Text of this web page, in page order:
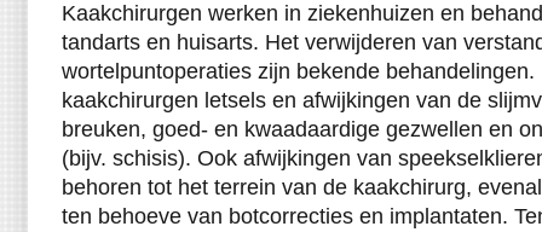
Kaakchirurgen werken in ziekenhuizen en
tandarts en huisarts. Het verwijderen van
wortelpuntoperaties zijn bekende
kaakchirurgen letsels en afwijkingen van de
breuken, goed- en kwaadaardige gezwellen en
(bijv. schisis). Ook afwijkingen van
behoren tot het terrein van de kaakchirurg,
ten behoeve van botcorrecties en implantaten.